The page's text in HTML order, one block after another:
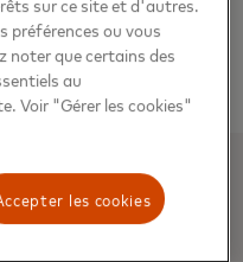
initiative”, explique
Directeur Général des
sur ce site et d'autres.
préférences ou vous
noter que certains des
au
Voir "Gérer les cookies"
les cookies